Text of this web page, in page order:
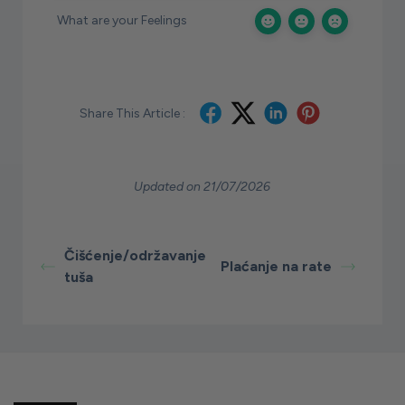
What are your Feelings
Share This Article :
Updated on 21/07/2026
Čišćenje/održavanje
tuša
Plaćanje na rate